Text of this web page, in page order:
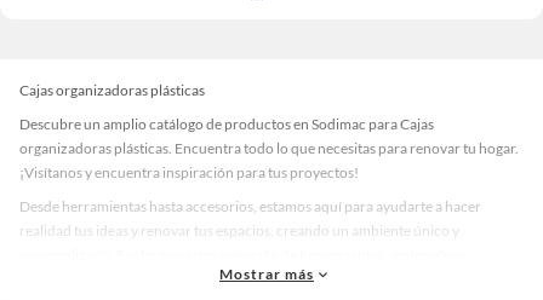
Cajas organizadoras plásticas
Descubre un amplio catálogo de productos en Sodimac para Cajas
organizadoras plásticas. Encuentra todo lo que necesitas para renovar tu hogar.
¡Visítanos y encuentra inspiración para tus proyectos!
Desde herramientas hasta accesorios, estamos aquí para ayudarte a hacer
realidad tus ideas y renovar tus espacios, creando un ambiente único y
accesorios de calidad que te ayudarán a crear un espacio más tú.
Mostrar más